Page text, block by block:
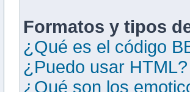
Formatos y tipos
¿Qué es el código
¿Puedo usar HTML?
¿Qué son los